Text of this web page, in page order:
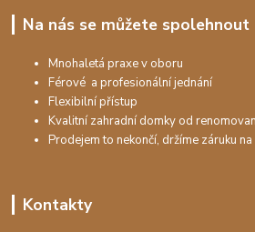
Na nás se můžete spolehnout
Mnohaletá praxe v oboru
Férové a profesionální jednání
Flexibilní přístup
Kvalitní zahradní domky od
Prodejem to nekončí, držíme záruku
Kontakty